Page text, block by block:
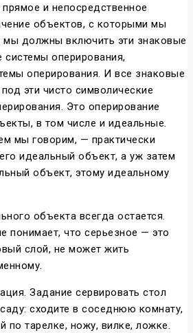
и непосредственное
объектов, с которыми мы
должны включить эти знаковые
оперирования,
оперирования. И все знаковые
эти чисто символические
Это оперирование
в том числе и идеальные.
мы говорим, — практически
идеальный объект, а уж затем
объект, этому идеальному
объекта всегда остается.
понимает, что серьезное — это
слой, не может жить
Задание сервировать стол
сходите в соседнюю комнату,
по тарелке, ножу, вилке, ложке.